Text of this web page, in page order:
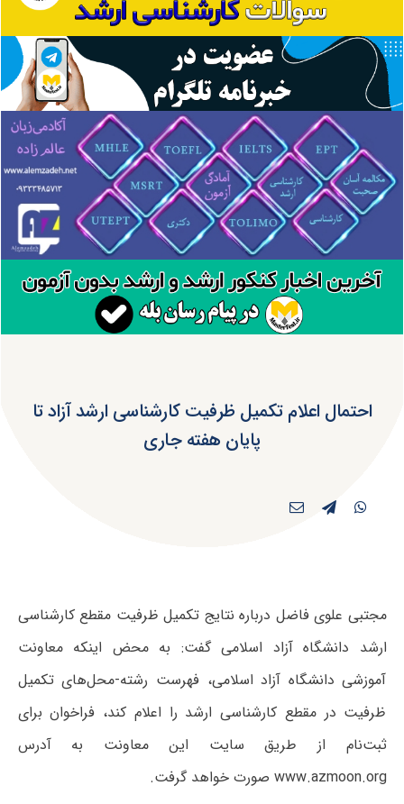
احتمال اعلام تکمیل ظرفیت کارشناسی ارشد آزاد تا
پایان هفته جاری
مجتبی علوی فاضل درباره نتایج تکمیل ظرفیت مقطع کارشناسی
ارشد دانشگاه آزاد اسلامی گفت: به محض اینکه معاونت
آموزشی دانشگاه آزاد اسلامی، فهرست رشته-محل‌های تکمیل
ظرفیت در مقطع کارشناسی ارشد را اعلام کند، فراخوان برای
ثبت‌نام از طریق سایت این معاونت به آدرس
www.azmoon.org صورت خواهد گرفت.